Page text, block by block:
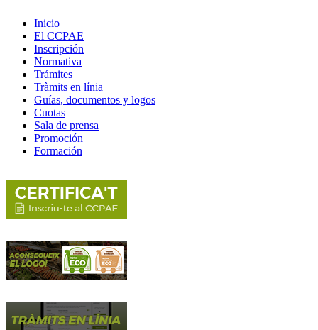
Inicio
El CCPAE
Inscripción
Normativa
Trámites
Tràmits en línia
Guías, documentos y logos
Cuotas
Sala de prensa
Promoción
Formación